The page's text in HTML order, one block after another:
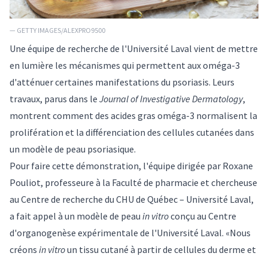
— GETTY IMAGES/ALEXPRO9500
Une équipe de recherche de l'Université Laval vient de mettre
en lumière les mécanismes qui permettent aux oméga-3
d'atténuer certaines manifestations du psoriasis. Leurs
travaux, parus dans le Journal of Investigative Dermatology,
montrent comment des acides gras oméga-3 normalisent la
prolifération et la différenciation des cellules cutanées dans
un modèle de peau psoriasique.
Pour faire cette démonstration, l'équipe dirigée par Roxane
Pouliot, professeure à la Faculté de pharmacie et chercheuse
au Centre de recherche du CHU de Québec – Université Laval,
a fait appel à un modèle de peau in vitroconçu au Centre
d'organogenèse expérimentale de l'Université Laval. «Nous
créons in vitroun tissu cutané à partir de cellules du derme et